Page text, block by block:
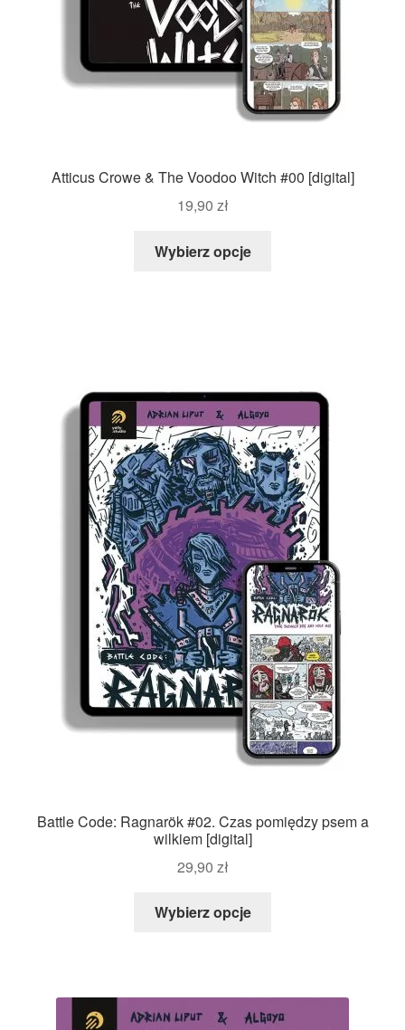
Atticus Crowe & The Voodoo Witch #00 [digital]
19,90 zł
Wybierz opcje
Battle Code: Ragnarök #02. Czas pomiędzy psem a
wilkiem [digital]
29,90 zł
Wybierz opcje